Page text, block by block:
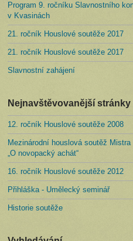
Program 9. ročníku Slavnostního
v Kvasinách
21. ročník Houslové soutěže 2017
21. ročník Houslové soutěže 2017
Slavnostní zahájení
Nejnavštěvovanější stránky
12. ročník Houslové soutěže 2008
Mezinárodní houslová soutěž
„O novopacký achát“
16. ročník Houslové soutěže 2012
Přihláška - Umělecký seminář
Historie soutěže